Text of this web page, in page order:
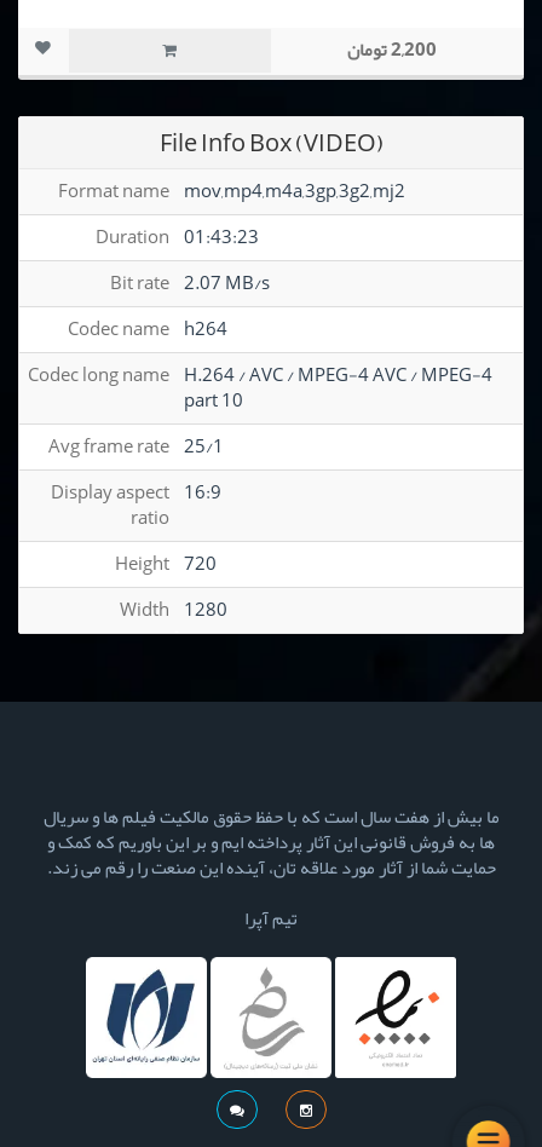
2,200 تومان
File Info Box (VIDEO)
Format name mov,mp4,m4a,3gp,3g2,mj2
Duration 01:43:23
Bit rate 2.07 MB/s
Codec name h264
Codec long name H.264 / AVC / MPEG-4 AVC / MPEG-4
part 10
Avg frame rate 25/1
Display aspect
ratio
16:9
Height 720
Width 1280
ما بیش از هفت سال است که با حفظ حقوق مالکیت فیلم ها و سریال
ها به فروش قانونی این آثار پرداخته ایم و بر این باوریم که کمک و
حمایت شما از آثار مورد علاقه تان، آینده این صنعت را رقم می زند.
تیم آپرا